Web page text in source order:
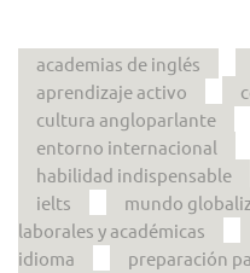
academias de inglés
aprendizaje activo
cultura angloparlante
entorno internacional
habilidad indispensable
ielts
mundo
laborales y académicas
idioma
preparación